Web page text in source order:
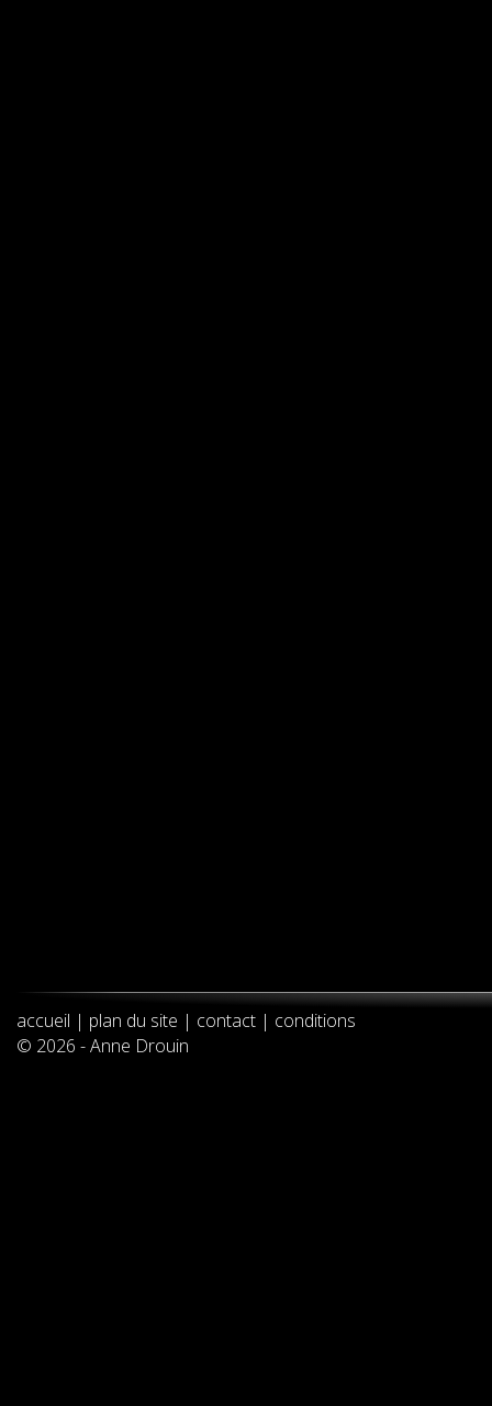
accueil | plan du site | contact | conditions
© 2026 - Anne Drouin